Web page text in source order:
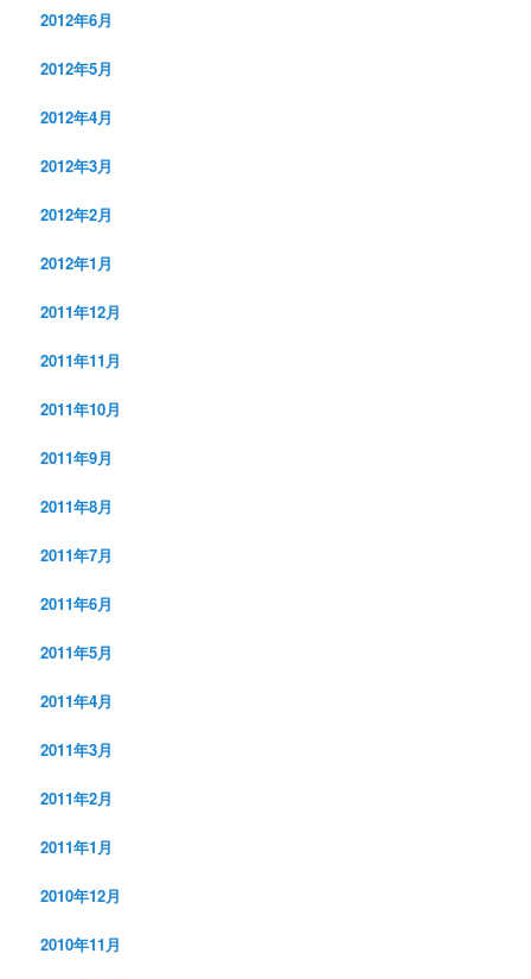
2012年6月
2012年5月
2012年4月
2012年3月
2012年2月
2012年1月
2011年12月
2011年11月
2011年10月
2011年9月
2011年8月
2011年7月
2011年6月
2011年5月
2011年4月
2011年3月
2011年2月
2011年1月
2010年12月
2010年11月